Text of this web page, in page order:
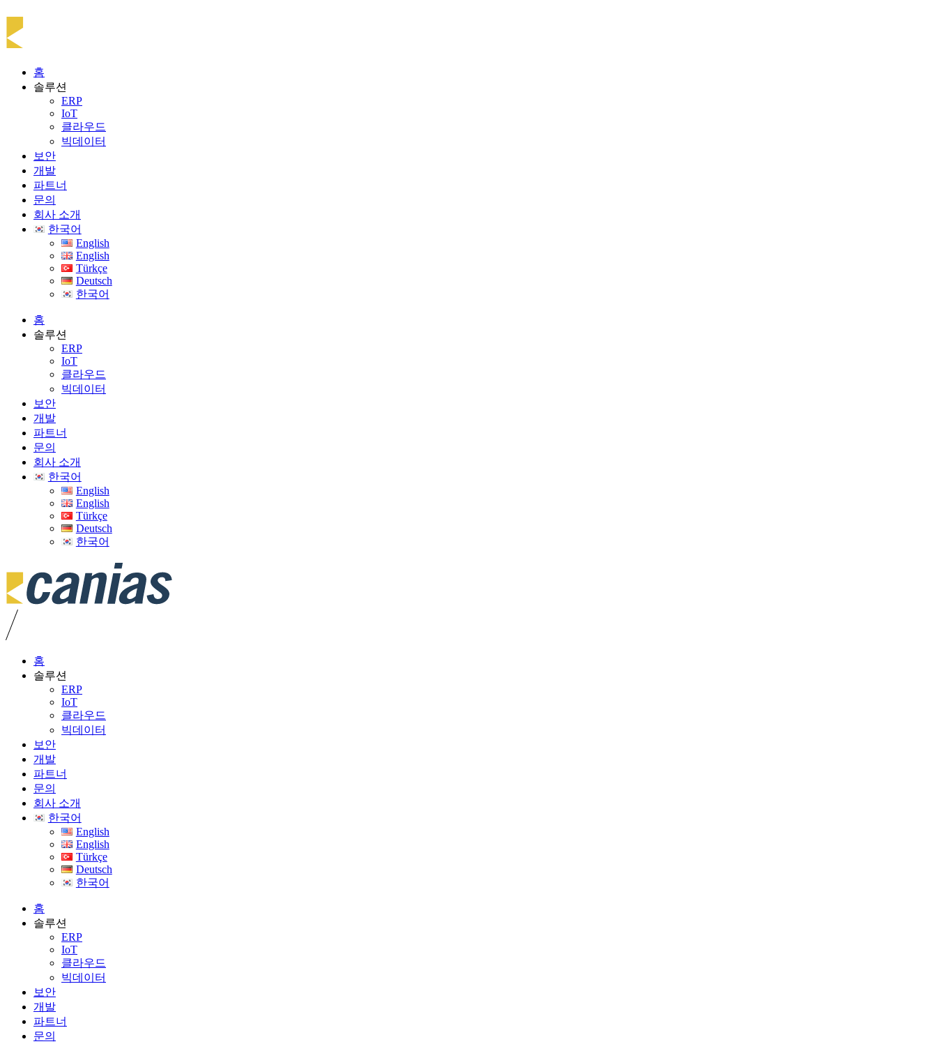
홈
솔루션
ERP
IoT
클라우드
빅데이터
보안
개발
파트너
문의
회사 소개
한국어
English
English
Türkçe
Deutsch
한국어
홈
솔루션
ERP
IoT
클라우드
빅데이터
보안
개발
파트너
문의
회사 소개
한국어
English
English
Türkçe
Deutsch
한국어
홈
솔루션
ERP
IoT
클라우드
빅데이터
보안
개발
파트너
문의
회사 소개
한국어
English
English
Türkçe
Deutsch
한국어
홈
솔루션
ERP
IoT
클라우드
빅데이터
보안
개발
파트너
문의